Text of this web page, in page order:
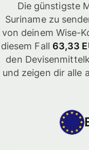
Die günstigste
Suriname zu
von deinem Wise-
diesem Fall 63,33
den
und zeigen dir alle